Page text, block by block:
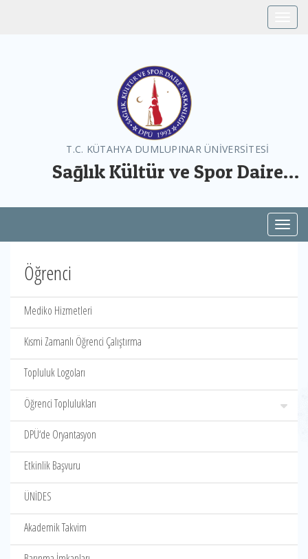
T.C. KÜTAHYA DUMLUPINAR ÜNİVERSİTESİ
Sağlık Kültür ve Spor Daire
Öğrenci
Mediko Hizmetleri
Kısmi Zamanlı Öğrenci Çalıştırma
Topluluk Logoları
Öğrenci Toplulukları
DPÜ‘de Oryantasyon
Etkinlik Başvuru
ÜNİDES
Akademik Takvim